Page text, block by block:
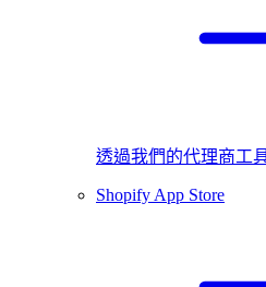
透過我們的代理商工
Shopify App Store